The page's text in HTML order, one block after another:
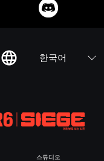
한국어
스튜디오